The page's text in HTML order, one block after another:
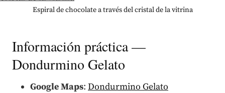
Espiral de chocolate a través del cristal de la vitrina
Información práctica —
Dondurmino Gelato
Google Maps: Dondurmino Gelato